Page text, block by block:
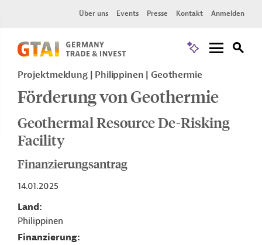
Über uns Events Presse Kontakt Anmelden
Projektmeldung Philippinen Geothermie
Förderung von Geothermie
Geothermal Resource De-Risking
Facility
Finanzierungsantrag
14.01.2025
Land
Philippinen
Finanzierung